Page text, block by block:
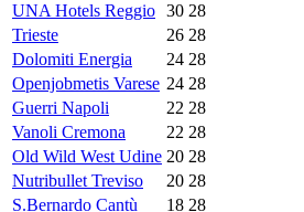
UNA Hotels Reggio 30 28
Trieste
26 28
Dolomiti Energia
24 28
Openjobmetis Varese 24 28
Guerri Napoli
22 28
Vanoli Cremona
22 28
Old Wild West Udine 20 28
Nutribullet Treviso
20 28
S.Bernardo Cantù
18 28